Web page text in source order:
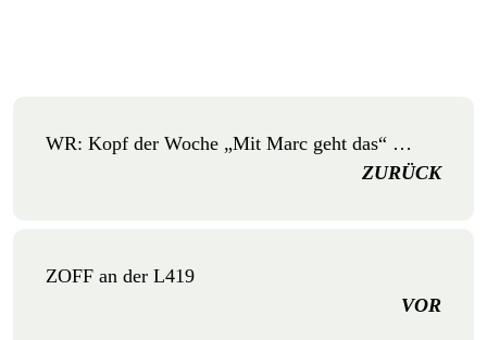
WR: Kopf der Woche „Mit Marc geht das“ …
ZURÜCK
ZOFF an der L419
VOR